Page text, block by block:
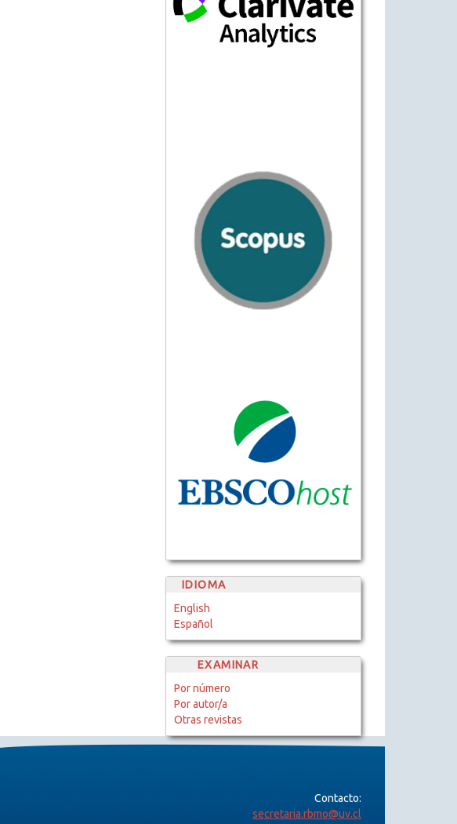
IDIOMA
English
Español
EXAMINAR
Por número
Por autor/a
Otras revistas
Contacto:
secretaria.rbmo@uv.cl